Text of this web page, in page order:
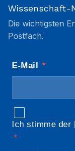
Wissenschaft-
Die wichtigsten
Postfach.